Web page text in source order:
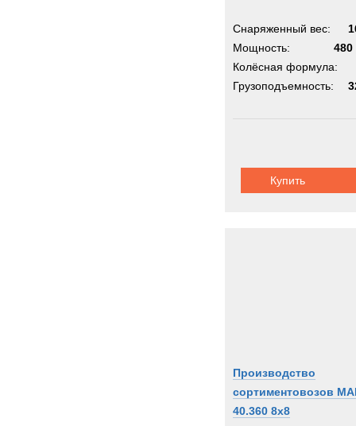
Снаряженный вес:
Мощность:
480
Колёсная формула:
Грузоподъемность:
Купить
Производство
сортиментовозов
40.360 8x8